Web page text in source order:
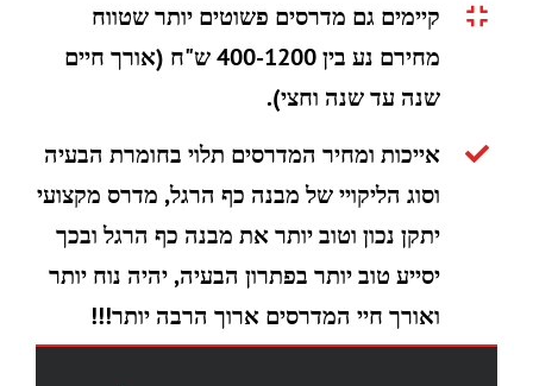
קיימים גם מדרסים פשוטים יותר שטווח
מחירם נע בין 400-1200 ש"ח (אורך חיים
שנה עד שנה וחצי).
אייכות ומחיר המדרסים תלוי בחומרת הבעיה
וסוג הליקויי של מבנה כף הרגל, מדרס מקצועי
יתקן נכון וטוב יותר את מבנה כף הרגל ובכך
יסייע טוב יותר בפתרון הבעיה, יהיה נוח יותר
ואורך חיי המדרסים ארוך הרבה יותר!!!